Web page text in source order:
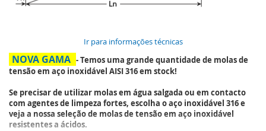
Ir para informações técnicas
NOVA GAMA - Temos uma grande quantidade de molas de
tensão em aço inoxidável AISI 316 em stock!
Se precisar de utilizar molas em água salgada ou em contacto
com agentes de limpeza fortes, escolha o aço inoxidável 316 e
veja a nossa seleção de molas de tensão em aço inoxidável
resistentes a ácidos.